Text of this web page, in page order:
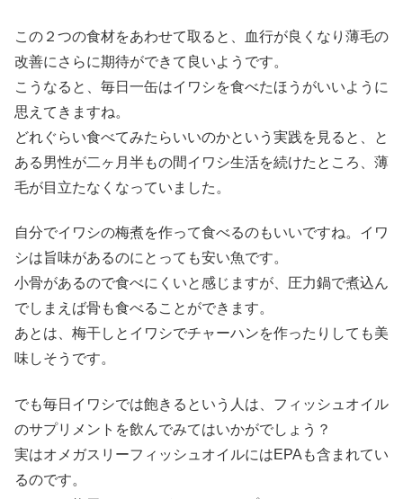
この２つの食材をあわせて取ると、血行が良くなり薄毛の
改善にさらに期待ができて良いようです。
こうなると、毎日一缶はイワシを食べたほうがいいように
思えてきますね。
どれぐらい食べてみたらいいのかという実践を見ると、と
ある男性が二ヶ月半もの間イワシ生活を続けたところ、薄
毛が目立たなくなっていました。
自分でイワシの梅煮を作って食べるのもいいですね。イワ
シは旨味があるのにとっても安い魚です。
小骨があるので食べにくいと感じますが、圧力鍋で煮込ん
でしまえば骨も食べることができます。
あとは、梅干しとイワシでチャーハンを作ったりしても美
味しそうです。
でも毎日イワシでは飽きるという人は、フィッシュオイル
のサプリメントを飲んでみてはいかがでしょう？
実はオメガスリーフィッシュオイルにはEPAも含まれてい
るのです。